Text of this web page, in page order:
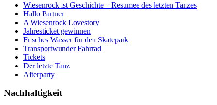
Wiesenrock ist Geschichte – Resumee des letzten Tanzes
Hallo Partner
A Wiesenrock Lovestory
Jahresticket gewinnen
Frisches Wasser für den Skatepark
Transportwunder Fahrrad
Tickets
Der letzte Tanz
Afterparty
Nachhaltigkeit